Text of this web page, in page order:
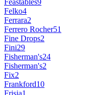
Felko4
Ferrara2
Ferrero Rocher51
Fine Drops2
Fini29
Fisherman's24
Fisherman's2
Fix2
Frankford10
Frisia1